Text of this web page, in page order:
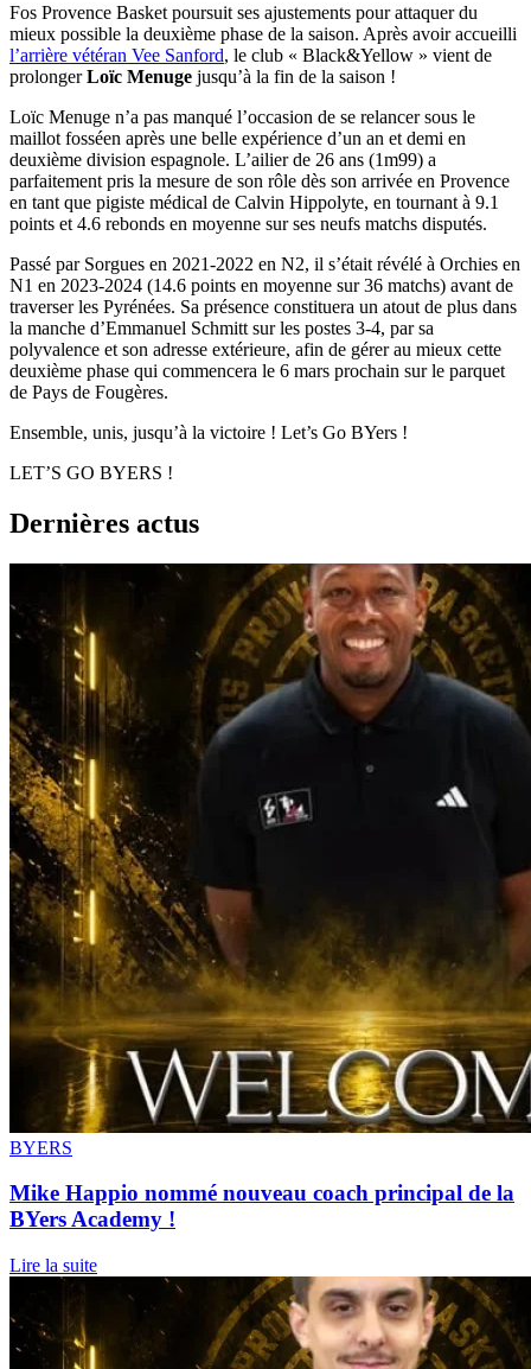
Fos Provence Basket poursuit ses ajustements pour attaquer du
mieux possible la deuxième phase de la saison. Après avoir accueilli
l’arrière vétéran Vee Sanford, le club « Black&Yellow » vient de
prolongerLoïc Menuge jusqu’à la fin de la saison !
Loïc Menuge n’a pas manqué l’occasion de se relancer sous le
maillot fosséen après une belle expérience d’un an et demi en
deuxième division espagnole. L’ailier de 26 ans (1m99) a
parfaitement pris la mesure de son rôle dès son arrivée en Provence
en tant que pigiste médical de Calvin Hippolyte, en tournant à 9.1
points et 4.6 rebonds en moyenne sur ses neufs matchs disputés.
Passé par Sorgues en 2021-2022 en N2, il s’était révélé à Orchies en
N1 en 2023-2024 (14.6 points en moyenne sur 36 matchs) avant de
traverser les Pyrénées. Sa présence constituera un atout de plus dans
la manche d’Emmanuel Schmitt sur les postes 3-4, par sa
polyvalence et son adresse extérieure, afin de gérer au mieux cette
deuxième phase qui commencera le 6 mars prochain sur le parquet
de Pays de Fougères.
Ensemble, unis, jusqu’à la victoire ! Let’s Go BYers !
LET’S GO BYERS !
Dernières actus
BYERS
Mike Happio nommé nouveau coach principal de la
BYers Academy !
Lire la suite